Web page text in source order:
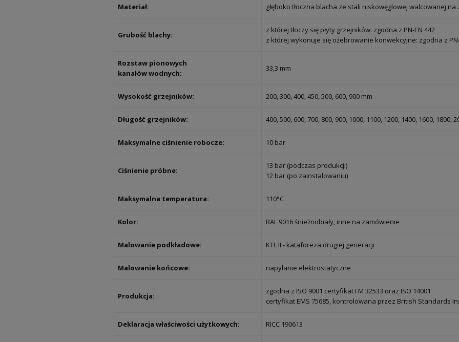
Materiał: głęboko tłoczna blacha ze stali niskowęglowej walcowanej na
Grubość blachy:
z której tłoczy się płyty grzejników: zgodna z PN-EN 442
z której wykonuje się ożebrowanie konwekcyjne: zgodna z
Rozstaw pionowych
kanałów wodnych:
33,3 mm
Wysokość grzejników: 200, 300, 400, 450, 500, 600, 900 mm
Długość grzejników: 400, 500, 600, 700, 800, 900, 1000, 1100, 1200, 1400, 1600, 1800,
Maksymalne ciśnienie robocze: 10 bar
Ciśnienie próbne:
13 bar (podczas produkcji)
12 bar (po zainstalowaniu)
Maksymalna temperatura: 110°C
Kolor: RAL 9016 śnieżnobiały, inne na zamówienie
Malowanie podkładowe: KTL II - kataforeza drugiej generacji
Malowanie końcowe: napylanie elektrostatyczne
Produkcja:
zgodna z ISO 9001 certyfikat FM 32533 oraz ISO 14001
certyfikat EMS 75685, kontrolowana przez British Standards
Deklaracja właściwości użytkowych: RICC 190613